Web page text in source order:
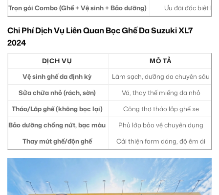
Trọn gói Combo (Ghế + Vệ sinh + Bảo dưỡng) Ưu đãi đặc biệt
Chi Phí Dịch Vụ Liên Quan Bọc Ghế Da Suzuki XL7
2024
DỊCH VỤ MÔ TẢ
Vệ sinh ghế da định kỳ
Làm sạch, dưỡng da chuyên sâu
Sửa chữa nhỏ (rách, sờn)
Vá, thay thế miếng da nhỏ
Tháo/Lắp ghế (không bọc lại)
Công thợ tháo lắp ghế xe
Bảo dưỡng chống nứt, bạc màu
Phủ lớp bảo vệ chuyên dụng
Thay mút ghế/độn ghế
Cải thiện form dáng, độ êm ái